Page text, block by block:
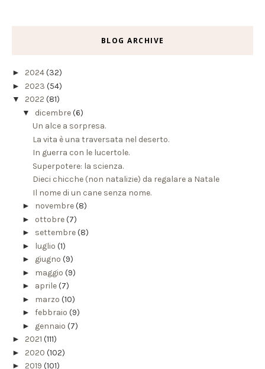
BLOG ARCHIVE
► 2024(32)
► 2023 (54)
▼ 2022 (81)
▼ dicembre(6)
Un alce a sorpresa.
La vita è una traversata nel deserto.
In guerra con le lucertole.
Superpotere: la scienza.
Dieci chicche (non natalizie) da regalare a Natale
Il nome di un cane senza nome.
► novembre(8)
► ottobre(7)
► settembre(8)
► luglio (1)
► giugno (9)
► maggio (9)
► aprile(7)
► marzo (10)
► febbraio (9)
► gennaio (7)
► 2021 (111)
► 2020 (102)
► 2019 (101)